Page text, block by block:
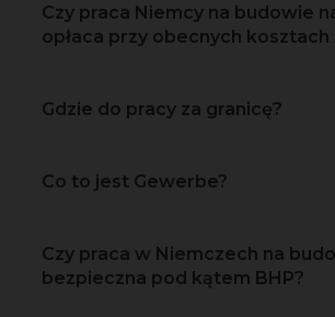
Czy praca Niemcy na budowie
opłaca przy obecnych kosztach
Gdzie do pracy za granicę?
Co to jest Gewerbe?
Czy praca w Niemczech na
bezpieczna pod kątem BHP?